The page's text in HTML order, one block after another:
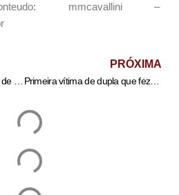
mmcavallini –
PRÓXIMA
Primeira vítima de dupla que fez arrastão e matou 2 levou 15 facadas